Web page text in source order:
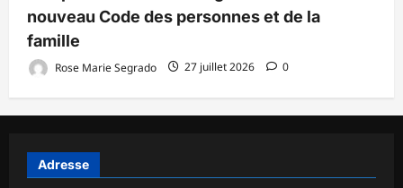
nouveau Code des personnes et de la
famille
Rose Marie Segrado 27 juillet 2026 0
Adresse